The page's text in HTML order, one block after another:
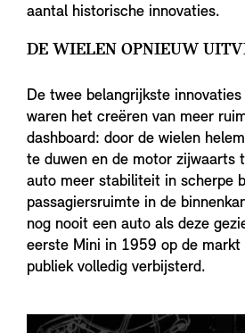
aantal historische innovaties.
DE WIELEN OPNIEUW
De twee belangrijkste
waren het creëren van meer
dashboard: door de wielen
te duwen en de motor zijwaarts
auto meer stabiliteit in scherpe
passagiersruimte in de
nog nooit een auto als deze
eerste Mini in 1959 op de markt
publiek volledig verbijsterd.